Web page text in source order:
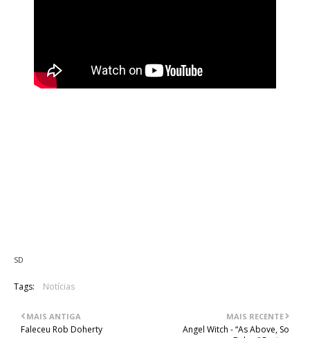
SD
Tags: Notícias
MAIS RECENTE
Angel Witch - “As Above, So
MAIS ANTIGA
Faleceu Rob Doherty